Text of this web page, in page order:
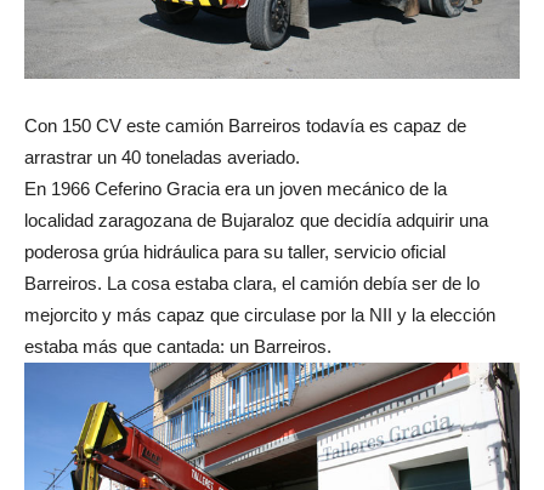
Con 150 CV este camión Barreiros todavía es capaz de
arrastrar un 40 toneladas averiado.
En 1966 Ceferino Gracia era un joven mecánico de la
localidad zaragozana de Bujaraloz que decidía adquirir una
poderosa grúa hidráulica para su taller, servicio oficial
Barreiros. La cosa estaba clara, el camión debía ser de lo
mejorcito y más capaz que circulase por la NII y la elección
estaba más que cantada: un Barreiros.